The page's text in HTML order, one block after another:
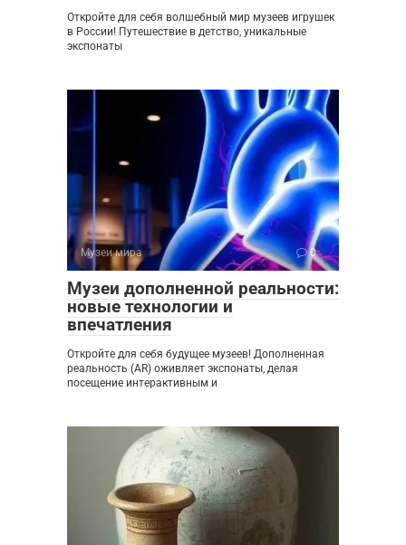
Откройте для себя волшебный мир музеев игрушек
в России! Путешествие в детство, уникальные
экспонаты
Музеи мира 0
Музеи дополненной реальности:
новые технологии и
впечатления
Откройте для себя будущее музеев! Дополненная
реальность (AR) оживляет экспонаты, делая
посещение интерактивным и